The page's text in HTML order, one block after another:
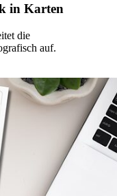
in Karten
die
auf.